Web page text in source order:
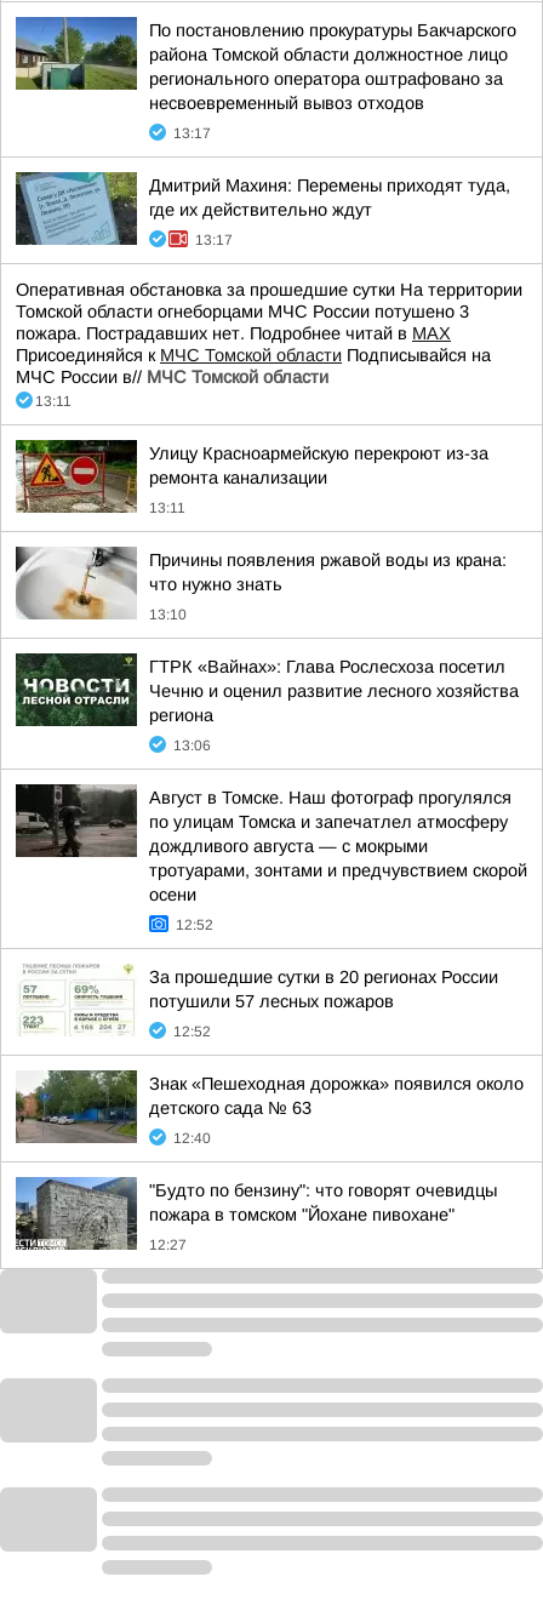
По постановлению прокуратуры Бакчарского
района Томской области должностное лицо
регионального оператора оштрафовано за
несвоевременный вывоз отходов
13:17
Дмитрий Махиня: Перемены приходят туда,
где их действительно ждут
13:17
Оперативная обстановка за прошедшие сутки На территории
Томской области огнеборцами МЧС России потушено 3
пожара. Пострадавших нет. Подробнее читай в МАХ
Присоединяйся к МЧС Томской области Подписывайся на
МЧС России в// МЧС Томской области
13:11
Улицу Красноармейскую перекроют из-за
ремонта канализации
13:11
Причины появления ржавой воды из крана:
что нужно знать
13:10
ГТРК «Вайнах»: Глава Рослесхоза посетил
Чечню и оценил развитие лесного хозяйства
региона
13:06
Август в Томске. Наш фотограф прогулялся
по улицам Томска и запечатлел атмосферу
дождливого августа — с мокрыми
тротуарами, зонтами и предчувствием скорой
осени
12:52
За прошедшие сутки в 20 регионах России
потушили 57 лесных пожаров
12:52
Знак «Пешеходная дорожка» появился около
детского сада № 63
12:40
"Будто по бензину": что говорят очевидцы
пожара в томском "Йохане пивохане"
12:27